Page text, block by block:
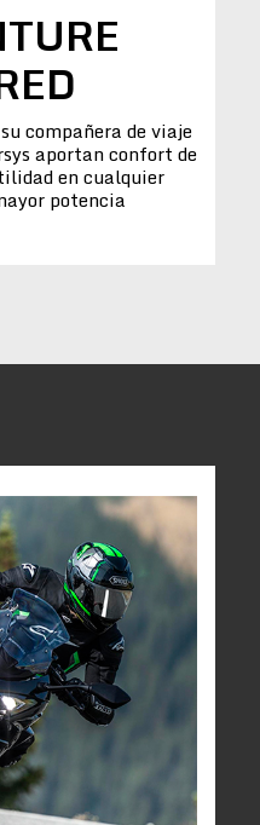
compañera de viaje
aportan confort de
en cualquier
potencia